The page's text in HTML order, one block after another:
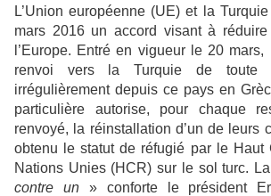
L’Union européenne (UE) et la
mars 2016 un accord visant à
l’Europe. Entré en vigueur le 20 mars,
renvoi vers la Turquie de toute
irrégulièrement depuis ce pays en
particulière autorise, pour chaque
renvoyé, la réinstallation d’un de leurs
obtenu le statut de réfugié par le Haut
Nations Unies (HCR) sur le sol turc.
contre un » conforte le président